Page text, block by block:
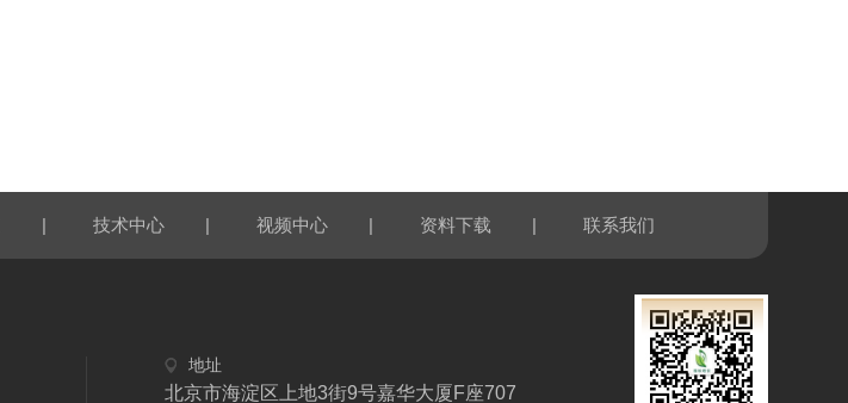
| 技术中心 | 视频中心 | 资料下载 | 联系我们
地址
北京市海淀区上地3街9号嘉华大厦F座707